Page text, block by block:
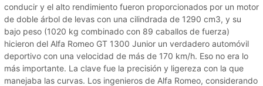
conducir y el alto rendimiento fueron proporcionados por un motor
de doble árbol de levas con una cilindrada de 1290 cm3, y su
bajo peso (1020 kg combinado con 89 caballos de fuerza)
hicieron del Alfa Romeo GT 1300 Junior un verdadero automóvil
deportivo con una velocidad de más de 170 km/h. Eso no era lo
más importante. La clave fue la precisión y ligereza con la que
manejaba las curvas. Los ingenieros de Alfa Romeo, considerando